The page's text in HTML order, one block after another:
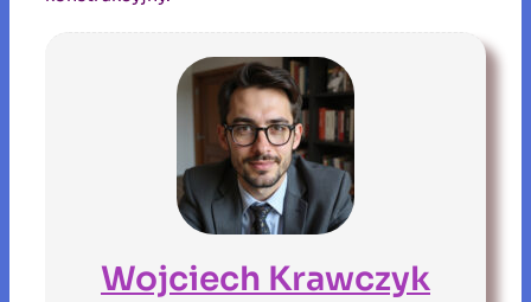
Wojciech Krawczyk